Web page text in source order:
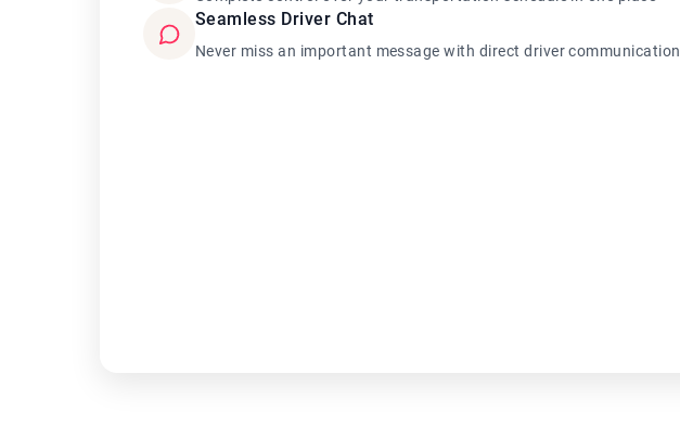
Seamless Driver Chat
Never miss an important message with direct driver communication